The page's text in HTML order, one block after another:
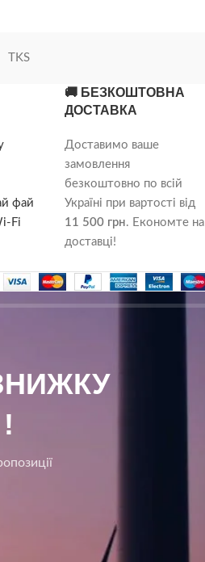
TKS
фай
Fi
🚚 БЕЗКОШТОВНА
ДОСТАВКА
Доставимо ваше
замовлення
безкоштовно по всій
Україні при вартості від
11 500 грн. Економте на
доставці!